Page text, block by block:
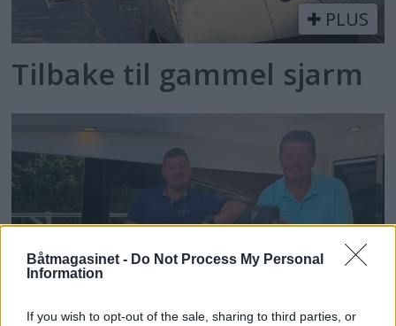
Båtmagasinet - Do Not Process My Personal
Information
If you wish to opt-out of the sale, sharing to third parties, or
PLUS
Tilbake til gammel sjarm